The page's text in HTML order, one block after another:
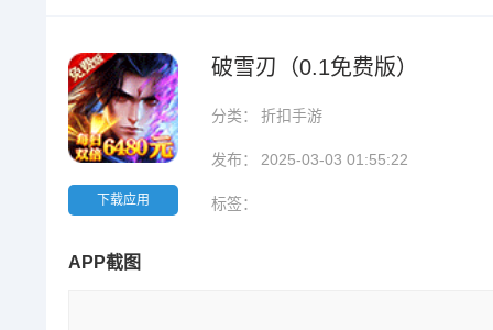
下载应用
破雪刃（0.1免费版）
分类： 折扣手游
发布： 2025-03-03 01:55:22
标签：
APP截图